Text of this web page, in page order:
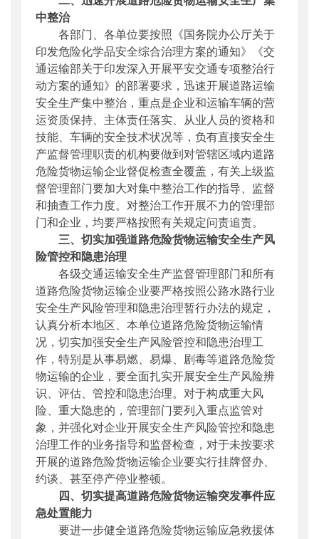
中整治
各部门、各单位要按照《国务院办公厅关于
印发危险化学品安全综合治理方案的通知》《交
通运输部关于印发深入开展平安交通专项整治行
动方案的通知》的部署要求，迅速开展道路运输
安全生产集中整治，重点是企业和运输车辆的营
运资质保持、主体责任落实、从业人员的资格和
技能、车辆的安全技术状况等，负有直接安全生
产监督管理职责的机构要做到对管辖区域内道路
危险货物运输企业督促检查全覆盖，有关上级监
督管理部门要加大对集中整治工作的指导、监督
和抽查工作力度。对整治工作开展不力的管理部
门和企业，均要严格按照有关规定问责追责。
三、切实加强道路危险货物运输安全生产风
险管控和隐患治理
各级交通运输安全生产监督管理部门和所有
道路危险货物运输企业要严格按照公路水路行业
安全生产风险管理和隐患治理暂行办法的规定，
认真分析本地区、本单位道路危险货物运输情
况，切实加强安全生产风险管控和隐患治理工
作，特别是从事易燃、易爆、剧毒等道路危险货
物运输的企业，要全面扎实开展安全生产风险辨
识、评估、管控和隐患治理。对于构成重大风
险、重大隐患的，管理部门要列入重点监管对
象，并强化对企业开展安全生产风险管控和隐患
治理工作的业务指导和监督检查，对于未按要求
开展的道路危险货物运输企业要实行挂牌督办、
约谈、甚至停产停业整顿。
四、切实提高道路危险货物运输突发事件应
急处置能力
要进一步健全道路危险货物运输应急救援体